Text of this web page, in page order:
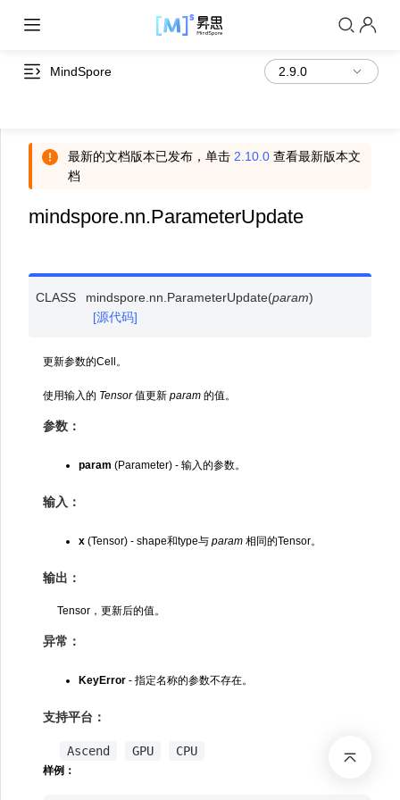
MindSpore
最新的文档版本已发布，单击 2.10.0 查看最新版本文
档
mindspore.nn.ParameterUpdate
CLASS mindspore.nn. ParameterUpdate(param)
[源代码]
更新参数的Cell。
使用输入的 Tensor值更新 param 的值。
参数：
param (Parameter) - 输入的参数。
输入：
x (Tensor) - shape和type与 param 相同的Tensor。
输出：
Tensor，更新后的值。
异常：
KeyError - 指定名称的参数不存在。
支持平台：
Ascend GPU CPU
样例：